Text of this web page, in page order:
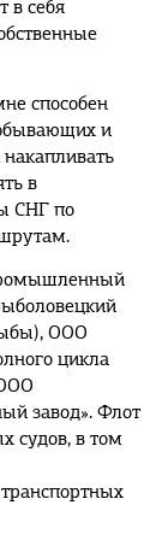
в себя
способен
и
в
СНГ по
ООО
цикла
завод». Флот
судов, в том